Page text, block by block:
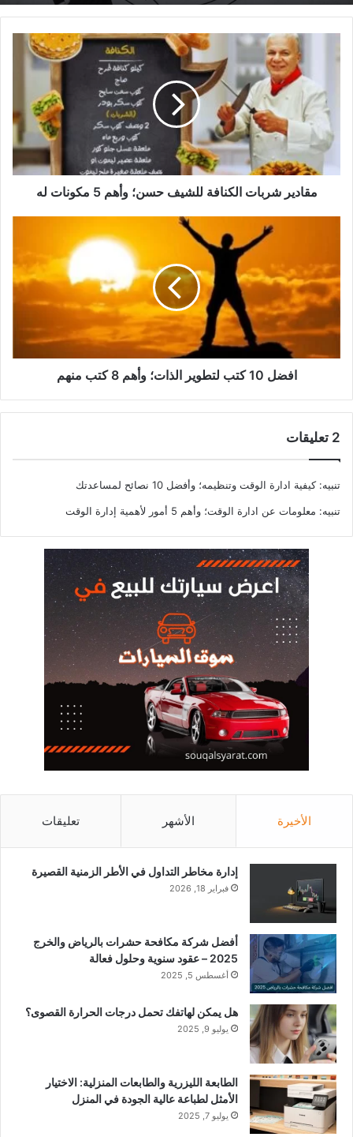
شربات
للشيف
حسن؛
وأهم
مكونات
له
مقادير شربات الكنافة للشيف حسن؛ وأهم 5 مكونات له
لتطوير
الذات؛
وأهم
8
كتب
منهم
افضل 10 كتب لتطوير الذات؛ وأهم 8 كتب منهم
‫2 تعليقات
تنبيه:كيفية ادارة الوقت وتنظيمه؛ وأفضل 10 نصائح لمساعدتك
تنبيه: معلومات عن ادارة الوقت؛ وأهم 5 أمور لأهمية إدارة الوقت
الأخيرة الأشهر تعليقات
إدارة مخاطر التداول في الأطر الزمنية القصيرة
فبراير 18, 2026
أفضل شركة مكافحة حشرات بالرياض والخرج
2025 – عقود سنوية وحلول فعالة
أغسطس 5, 2025
هل يمكن لهاتفك تحمل درجات الحرارة القصوى؟
يوليو 9, 2025
الطابعة الليزرية والطابعات المنزلية: الاختيار
الأمثل لطباعة عالية الجودة في المنزل
يوليو 7, 2025